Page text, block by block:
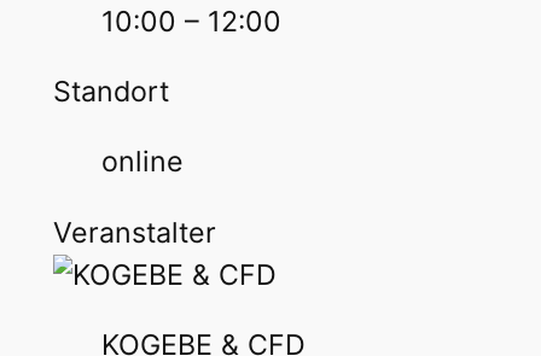
10:00 – 12:00
Standort
online
Veranstalter
KOGEBE & CFD